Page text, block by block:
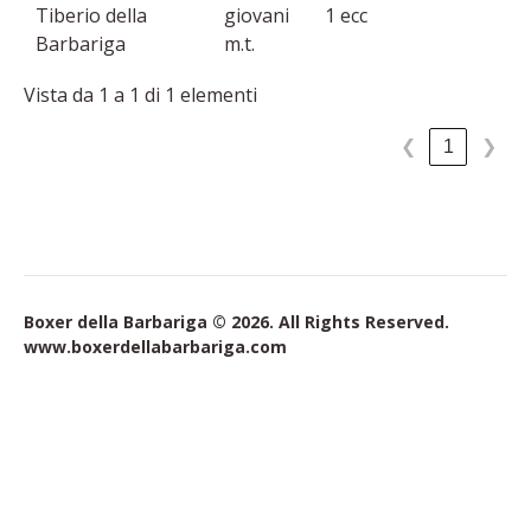
Tiberio della
Barbariga
giovani
m.t.
1 ecc
Vista da 1 a 1 di 1 elementi
❮ 1 ❯
Boxer della Barbariga © 2026. All Rights Reserved.
www.boxerdellabarbariga.com